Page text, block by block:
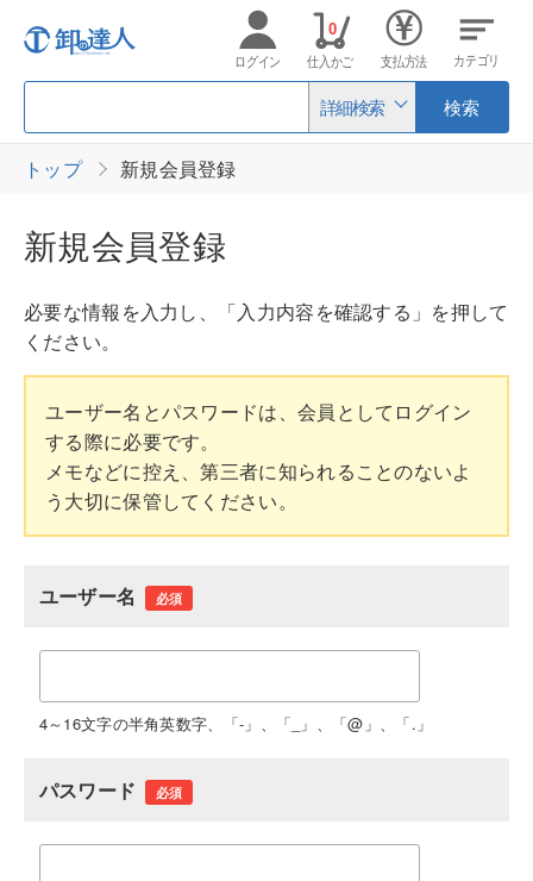
詳細検索 検索
ログイン 仕入かご
0
支払方法 カテゴリ
トップ 新規会員登録
新規会員登録
必要な情報を入力し、「入力内容を確認する」を押して
ください。
ユーザー名とパスワードは、会員としてログイン
する際に必要です。
メモなどに控え、第三者に知られることのないよ
う大切に保管してください。
ユーザー名 必須
4～16文字の半角英数字、「-」、「_」、「@」、「.」
パスワード 必須